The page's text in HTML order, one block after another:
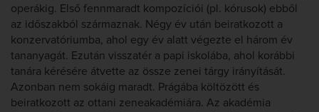
operákig. Első fennmaradt kompozíciói (pl. kórusok) ebből
az időszakból származnak. Négy év után beiratkozott a
konzervatóriumba, ahol egy év alatt végezte el három év
tananyagát. Ezután visszatér a papi iskolába, ahol korábbi
tanára kérésére átvette az össze zenei tárgy irányítását.
Azonban nem sokáig maradt. Prágába költözött és
beiratkozott az ottani zeneakadémiára. Az akadémia